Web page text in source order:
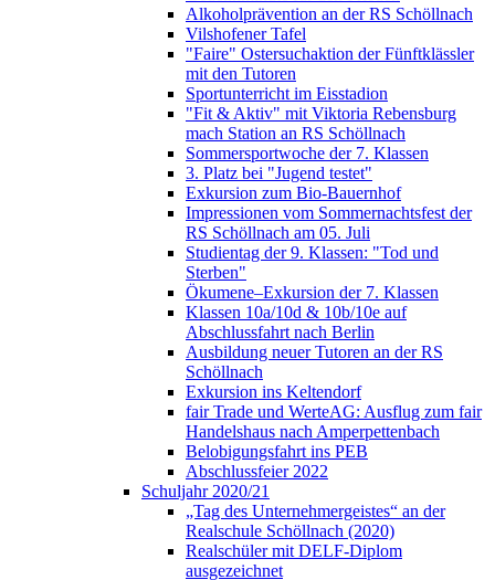
Alkoholprävention an der RS Schöllnach
Vilshofener Tafel
"Faire" Ostersuchaktion der Fünftklässler
mit den Tutoren
Sportunterricht im Eisstadion
"Fit & Aktiv" mit Viktoria Rebensburg
mach Station an RS Schöllnach
Sommersportwoche der 7. Klassen
3. Platz bei "Jugend testet"
Exkursion zum Bio-Bauernhof
Impressionen vom Sommernachtsfest der
RS Schöllnach am 05. Juli
Studientag der 9. Klassen: "Tod und
Sterben"
Ökumene–Exkursion der 7. Klassen
Klassen 10a/10d & 10b/10e auf
Abschlussfahrt nach Berlin
Ausbildung neuer Tutoren an der RS
Schöllnach
Exkursion ins Keltendorf
fair Trade und WerteAG: Ausflug zum fair
Handelshaus nach Amperpettenbach
Belobigungsfahrt ins PEB
Abschlussfeier 2022
Schuljahr 2020/21
„Tag des Unternehmergeistes“ an der
Realschule Schöllnach (2020)
Realschüler mit DELF-Diplom
ausgezeichnet